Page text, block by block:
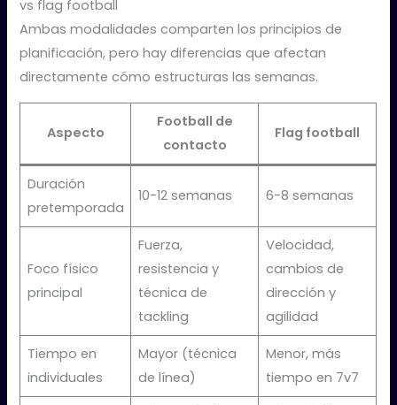
vs flag football
Ambas modalidades comparten los principios de
planificación, pero hay diferencias que afectan
directamente cómo estructuras las semanas.
Aspecto
Football de
contacto
Flag football
Duración
pretemporada
10-12 semanas 6-8 semanas
Foco físico
principal
Fuerza,
resistencia y
técnica de
tackling
Velocidad,
cambios de
dirección y
agilidad
Tiempo en
individuales
Mayor (técnica
de línea)
Menor, más
tiempo en 7v7